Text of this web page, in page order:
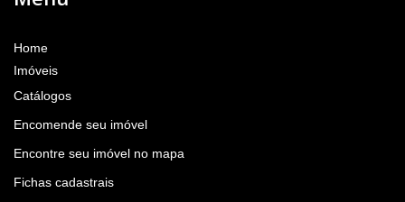
Home
Imóveis
Catálogos
Encomende seu imóvel
Encontre seu imóvel no mapa
Fichas cadastrais